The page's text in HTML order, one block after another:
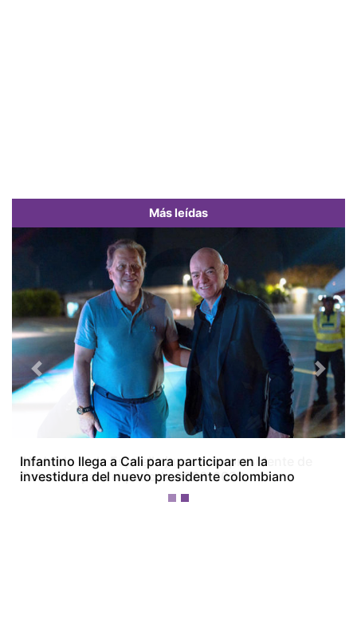
Más leídas
Abelardo de la Espriella jura como presidente de
Colombia para el periodo 2026-2030
Previous Next